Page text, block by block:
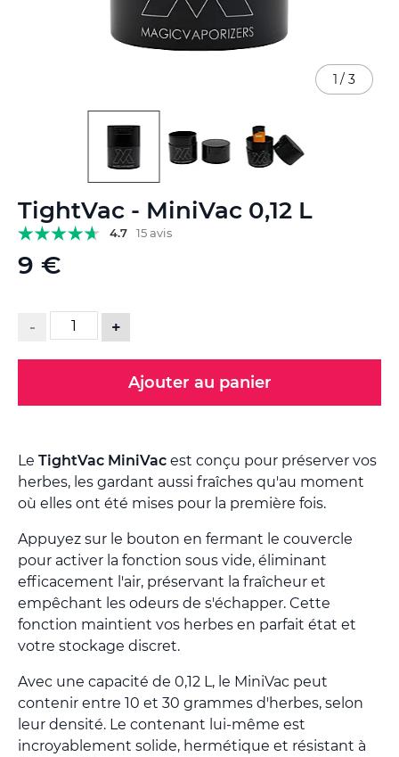
TightVac - MiniVac 0,12 L
4.7 15 avis
9 €
- +
Ajouter au panier
Le TightVac MiniVac est conçu pour préserver vos
herbes, les gardant aussi fraîches qu'au moment
où elles ont été mises pour la première fois.
Appuyez sur le bouton en fermant le couvercle
pour activer la fonction sous vide, éliminant
efficacement l'air, préservant la fraîcheur et
empêchant les odeurs de s'échapper. Cette
fonction maintient vos herbes en parfait état et
votre stockage discret.
Avec une capacité de 0,12 L, le MiniVac peut
contenir entre 10 et 30 grammes d'herbes, selon
leur densité. Le contenant lui-même est
incroyablement solide, hermétique et résistant à
1 / 3
to
the
beginning
of
gallery